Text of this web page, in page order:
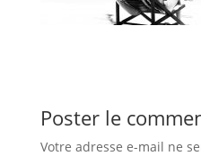
Poster le
Votre adresse e-mail ne